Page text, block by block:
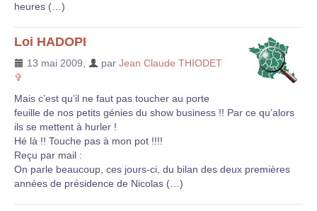
heures (…)
Loi HADOPI
13 mai 2009 par Jean Claude THIODET
✞
Mais c’est qu’il ne faut pas toucher au porte
feuille de nos petits génies du show business !! Par ce qu’alors
ils se mettent à hurler !
Hé là !! Touche pas à mon pot !!!!
Reçu par mail :
On parle beaucoup, ces jours-ci, du bilan des deux premières
années de présidence de Nicolas (…)